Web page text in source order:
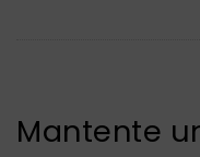
Mantente